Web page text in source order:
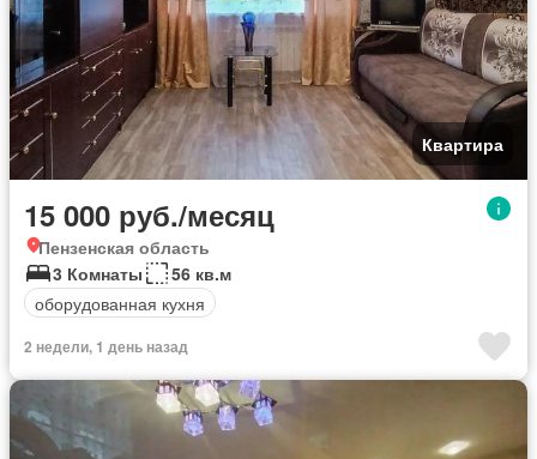
Квартира
15 000 руб./месяц
Пензенская область
3 Комнаты
56 кв.м
оборудованная кухня
2 недели, 1 день назад